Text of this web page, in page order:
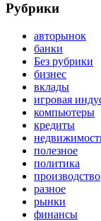
Рубрики
авторынок
банки
Без рубрики
бизнес
вклады
игровая
компьютеры
кредиты
полезное
политика
производство
разное
рынки
финансы